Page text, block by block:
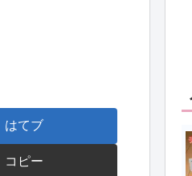
はてブ
コピー